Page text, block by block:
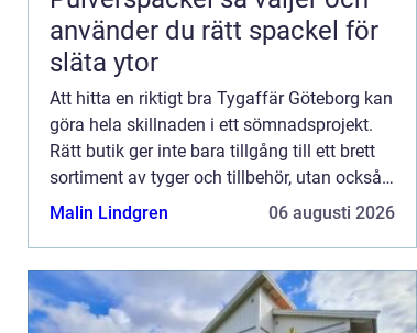
använder du rätt spackel för
släta ytor
Att hitta en riktigt bra Tygaffär Göteborg kan
göra hela skillnaden i ett sömnadsprojekt.
Rätt butik ger inte bara tillgång till ett brett
sortiment av tyger och tillbehör, utan också
kunskap, inspiration och...
Malin Lindgren 06 augusti 2026